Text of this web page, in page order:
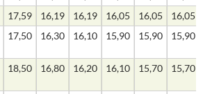
17,59 16,19 16,19 16,05 16,05
16,05
17,50 16,30 16,10 15,90 15,90 15,90
18,50 16,80 16,20 16,10 15,70 15,70